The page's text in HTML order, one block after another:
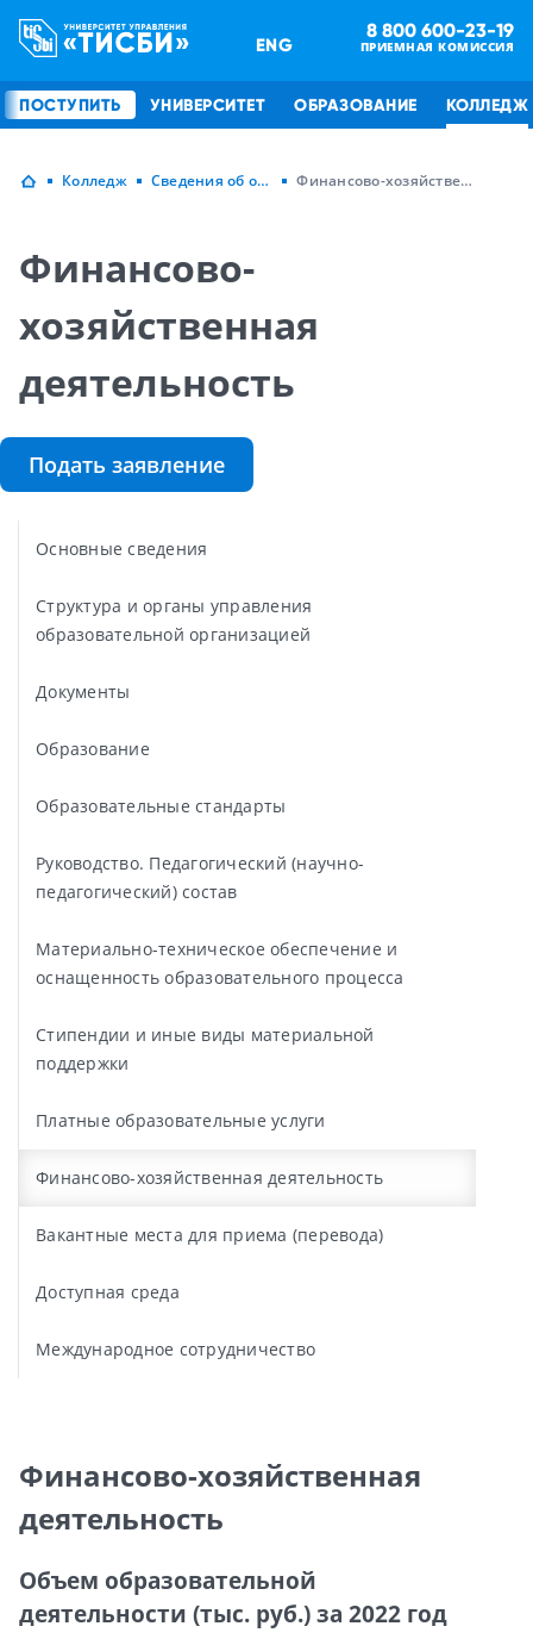
ENG
8 800 600-23-19
ПРИЕМНАЯ КОМИССИЯ
ПОСТУПИТЬ УНИВЕРСИТЕТ ОБРАЗОВАНИЕ КОЛЛЕДЖ
Колледж Сведения об образовательной организации Финансово-хозяйственная деятельность
Финансово-
хозяйственная
деятельность
Подать заявление
Основные сведения
Структура и органы управления
образовательной организацией
Документы
Образование
Образовательные стандарты
Руководство. Педагогический (научно-
педагогический) состав
Материально-техническое обеспечение и
оснащенность образовательного процесса
Стипендии и иные виды материальной
поддержки
Платные образовательные услуги
Финансово-хозяйственная деятельность
Вакантные места для приема (перевода)
Доступная среда
Международное сотрудничество
Финансово-хозяйственная
деятельность
Объем образовательной
деятельности (тыс. руб.) за 2022 год